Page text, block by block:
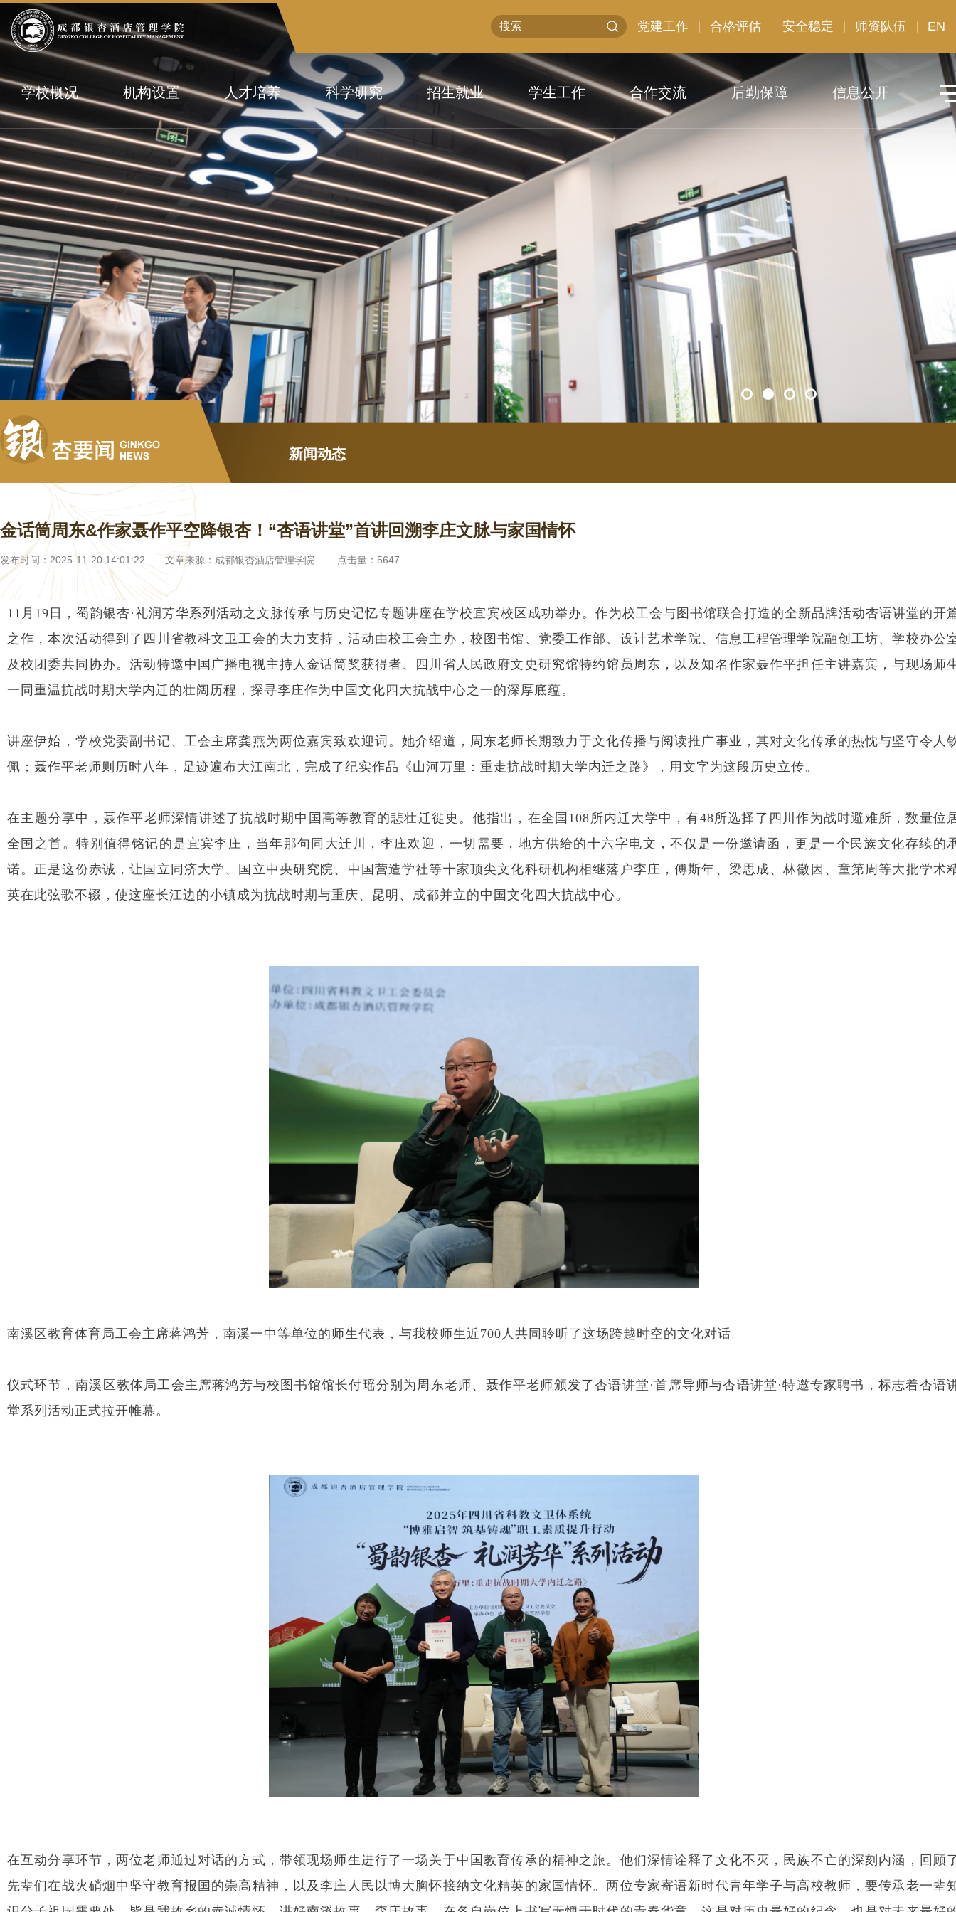
党建工作 合格评估 安全稳定 师资队伍 EN
学校概况 机构设置 人才培养 科学研究 招生就业 学生工作 合作交流 后勤保障 信息公开
新闻动态
金话筒周东&作家聂作平空降银杏！“杏语讲堂”首讲回溯李庄文脉与家国情怀
发布时间：2025-11-20 14:01:22 文章来源：成都银杏酒店管理学院 点击量：5647
11月19日，蜀韵银杏·礼润芳华系列活动之文脉传承与历史记忆专题讲座在学校宜宾校区成功举办。作为校工会与图书馆联合打造的全新品牌活动杏语讲堂的开
之作，本次活动得到了四川省教科文卫工会的大力支持，活动由校工会主办，校图书馆、党委工作部、设计艺术学院、信息工程管理学院融创工坊、学校办公
及校团委共同协办。活动特邀中国广播电视主持人金话筒奖获得者、四川省人民政府文史研究馆特约馆员周东，以及知名作家聂作平担任主讲嘉宾，与现场师
一同重温抗战时期大学内迁的壮阔历程，探寻李庄作为中国文化四大抗战中心之一的深厚底蕴。
讲座伊始，学校党委副书记、工会主席龚燕为两位嘉宾致欢迎词。她介绍道，周东老师长期致力于文化传播与阅读推广事业，其对文化传承的热忱与坚守令人
佩；聂作平老师则历时八年，足迹遍布大江南北，完成了纪实作品《山河万里：重走抗战时期大学内迁之路》，用文字为这段历史立传。
在主题分享中，聂作平老师深情讲述了抗战时期中国高等教育的悲壮迁徙史。他指出，在全国108所内迁大学中，有48所选择了四川作为战时避难所，数量位
全国之首。特别值得铭记的是宜宾李庄，当年那句同大迁川，李庄欢迎，一切需要，地方供给的十六字电文，不仅是一份邀请函，更是一个民族文化存续的
诺。正是这份赤诚，让国立同济大学、国立中央研究院、中国营造学社等十家顶尖文化科研机构相继落户李庄，傅斯年、梁思成、林徽因、童第周等大批学术
英在此弦歌不辍，使这座长江边的小镇成为抗战时期与重庆、昆明、成都并立的中国文化四大抗战中心。
南溪区教育体育局工会主席蒋鸿芳，南溪一中等单位的师生代表，与我校师生近700人共同聆听了这场跨越时空的文化对话。
仪式环节，南溪区教体局工会主席蒋鸿芳与校图书馆馆长付瑶分别为周东老师、聂作平老师颁发了杏语讲堂·首席导师与杏语讲堂·特邀专家聘书，标志着杏语
堂系列活动正式拉开帷幕。
在互动分享环节，两位老师通过对话的方式，带领现场师生进行了一场关于中国教育传承的精神之旅。他们深情诠释了文化不灭，民族不亡的深刻内涵，回顾
先辈们在战火硝烟中坚守教育报国的崇高精神，以及李庄人民以博大胸怀接纳文化精英的家国情怀。两位专家寄语新时代青年学子与高校教师，要传承老一辈